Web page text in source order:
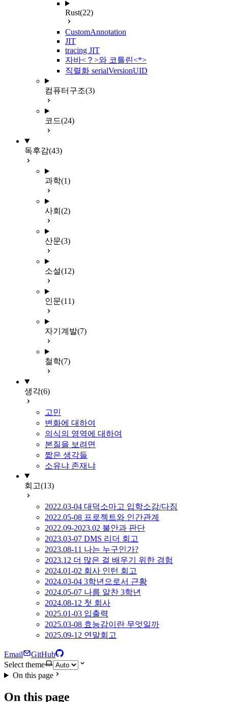
Rust(22)
CustomAnnotation
JIT
tracing JIT
자바<？>와 코틀린<*>
직렬화 serialVersionUID
컴퓨터구조(3)
코드(24)
독후감(43)
과학(1)
사회 (2)
산문(3)
소설(12)
인문(11)
자기계발(7)
철학(7)
생각(6)
고민
변화에 대하여
의식의 영역에 대하여
본질을 보려면
짧은 생각들
소유냐 존재냐
회고(13)
2022.03-04 대덕소마고 입학소감/다짐
2022.05-08 프로젝트와 인간관계
2022.09-2023.02 불안과 판단
2023.03-07 DMS 리더 회고
2023.08-11 나는 누구인가?
2023.12 더 많은 걸 배우기 위한 경험
2024.01-02 회사 인턴 회고
2024.03-04 3학년으로서 근황
2024.05-07 나름 알찬 3학년
2024.08-12 첫 회사
2025.01-03 입출력
2025.03-08 효능감이란 무엇일까
2025.09-12 연말회고
Email
GitHub
Select theme
On this page
On this page